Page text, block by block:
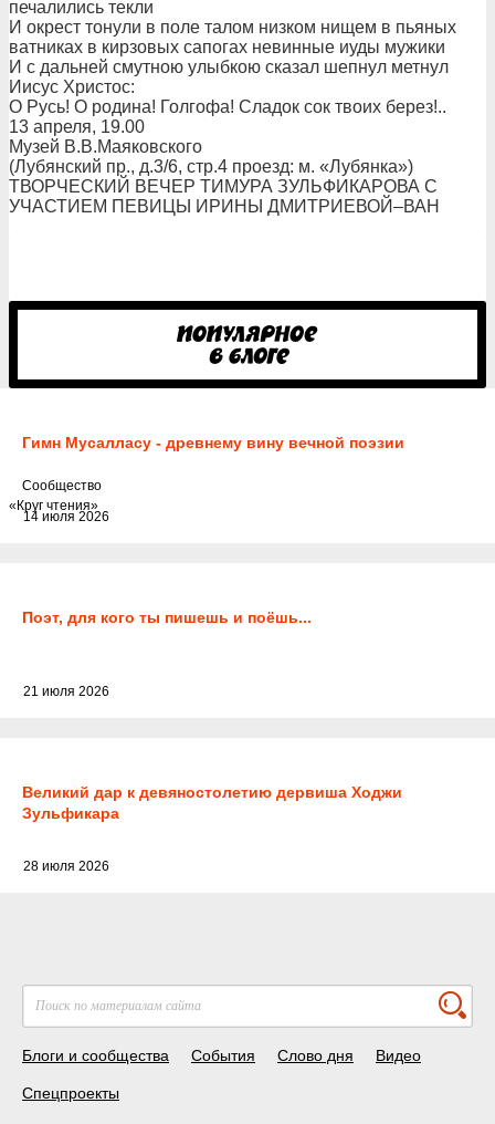
печалились текли
И окрест тонули в поле талом низком нищем в пьяных
ватниках в кирзовых сапогах невинные иуды мужики
И с дальней смутною улыбкою сказал шепнул метнул
Иисус Христос:
О Русь! О родина! Голгофа! Сладок сок твоих берез!..
13 апреля, 19.00
Музей В.В.Маяковского
(Лубянский пр., д.3/6, стр.4 проезд: м. «Лубянка»)
ТВОРЧЕСКИЙ ВЕЧЕР ТИМУРА ЗУЛЬФИКАРОВА С
УЧАСТИЕМ ПЕВИЦЫ ИРИНЫ ДМИТРИЕВОЙ–ВАН
Гимн Мусалласу - древнему вину вечной поэзии
14 июля 2026
Cообщество
«Круг чтения»
Поэт, для кого ты пишешь и поёшь...
21 июля 2026
Великий дар к девяностолетию дервиша Ходжи
Зульфикара
28 июля 2026
Блоги и сообщества События Слово дня Видео
Спецпроекты